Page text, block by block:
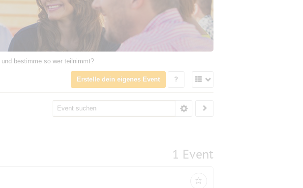
und bestimme so wer teilnimmt?
Erstelle dein eigenes Event ?
1 Event